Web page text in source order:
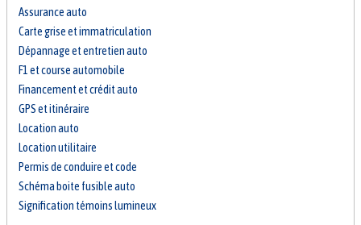
Assurance auto
Carte grise et immatriculation
Dépannage et entretien auto
F1 et course automobile
Financement et crédit auto
GPS et itinéraire
Location auto
Location utilitaire
Permis de conduire et code
Schéma boite fusible auto
Signification témoins lumineux